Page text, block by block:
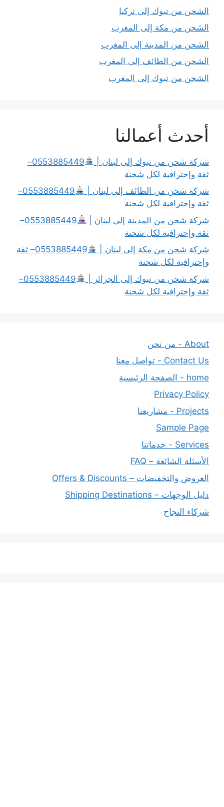
الشحن من تبوك إلى تركيا
الشحن من مكة إلى المغرب
الشحن من المدينة إلى المغرب
الشحن من الطائف إلى المغرب
الشحن من تبوك إلى المغرب
أحدث أعمالنا
شركة شحن من تبوك إلى لبنان |
0553885449–
ثقة وإحترافية لكل شحنة
شركة شحن من الطائف إلى لبنان |
0553885449–
ثقة وإحترافية لكل شحنة
شركة شحن من المدينة إلى لبنان |
0553885449–
ثقة وإحترافية لكل شحنة
شركة شحن من مكة إلى لبنان |
0553885449– ثقة
وإحترافية لكل شحنة
شركة شحن من تبوك إلى الجزائر |
0553885449–
ثقة وإحترافية لكل شحنة
About - من نحن
Contact Us - تواصل معنا
home - الصفحة الرئيسية
Privacy Policy
Projects - مشاريعنا
Sample Page
Services - خدماتنا
الأسئلة الشائعة – FAQ
العروض والتخفيضات – Offers & Discounts
دليل الوجهات – Shipping Destinations
شركاء النجاح